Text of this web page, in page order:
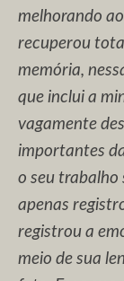
melhorando
recuperou
memória,
que inclui a
vagamente
importantes
o seu trabalho
apenas
registrou a
meio de sua